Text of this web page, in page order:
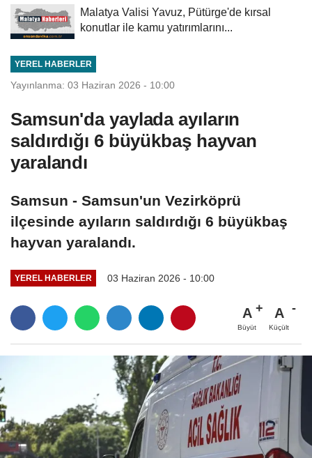
Malatya Valisi Yavuz, Pütürge'de kırsal
konutlar ile kamu yatırımlarını...
YEREL HABERLER
Yayınlanma: 03 Haziran 2026 - 10:00
Samsun'da yaylada ayıların
saldırdığı 6 büyükbaş hayvan
yaralandı
Samsun - Samsun'un Vezirköprü
ilçesinde ayıların saldırdığı 6 büyükbaş
hayvan yaralandı.
YEREL HABERLER 03 Haziran 2026 - 10:00
A
Büyüt
A
Küçült